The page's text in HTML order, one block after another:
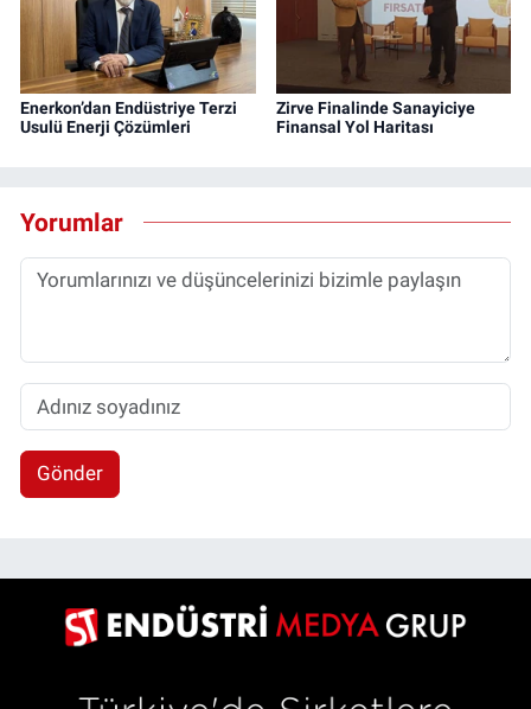
Enerkon’dan Endüstriye Terzi
Usulü Enerji Çözümleri
Zirve Finalinde Sanayiciye
Finansal Yol Haritası
Yorumlar
Gönder